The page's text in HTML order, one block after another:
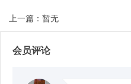
d
上一篇：暂无
会员评论